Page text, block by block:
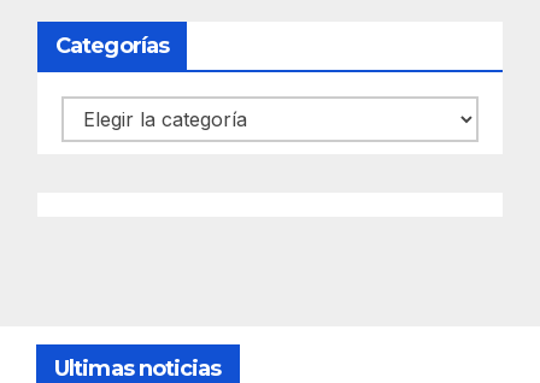
Categorías
Categorías
Ultimas noticias